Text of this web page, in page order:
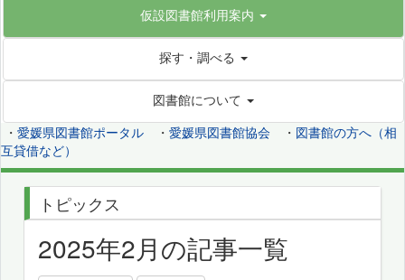
仮設図書館利用案内
探す・調べる
図書館について
・ 愛媛県図書館ポータル ・ 愛媛県図書館協会 ・ 図書館の方へ（相
互貸借など）
トピックス
2025年2月の記事一覧